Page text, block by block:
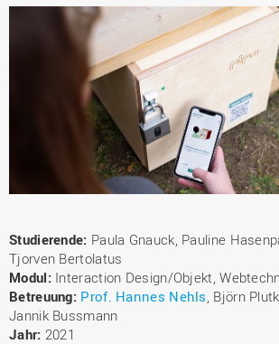
Studierende: Paula Gnauck, Pauline
Tjorven Bertolatus
Modul:Interaction Design/Objekt,
Betreuung: Prof. Hannes Nehls , Björn
Jannik Bussmann
Jahr: 2021